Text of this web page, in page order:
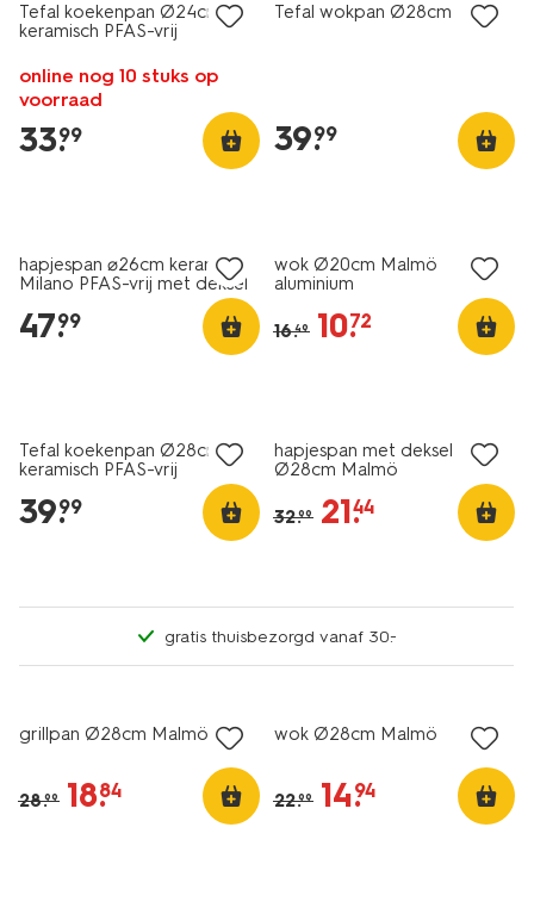
Tefal koekenpan Ø24cm
keramisch PFAS-vrij
online nog 10 stuks op
voorraad
33.
99
Tefal wokpan Ø28cm
39.
99
hapjespan ⌀26cm keramisch
Milano PFAS-vrij met deksel
47.
99
wok Ø20cm Malmö
aluminium
16.49 10.
72
Tefal koekenpan Ø28cm
keramisch PFAS-vrij
39.
99
hapjespan met deksel
Ø28cm Malmö
32.99 21.
44
gratis thuisbezorgd vanaf 30.-
grillpan Ø28cm Malmö
28.99 18.
84
wok Ø28cm Malmö
22.99 14.
94